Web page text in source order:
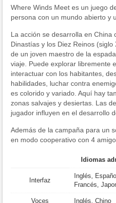
Where Winds Meet es un juego
persona con un mundo abierto y
La acción se desarrolla en China
Dinastías y los Diez Reinos
de un joven maestro de la
viaje. Puede explorar libremente
interactuar con los habitantes,
habilidades, luchar contra
es colorido y variado. Aquí hay
zonas salvajes y desiertas. Las
jugador influyen en el desarrollo
Además de la campaña para un
en modo cooperativo con 4
Idiomas
Interfaz
Inglés,
Francés,
Voces Inglés, Chino